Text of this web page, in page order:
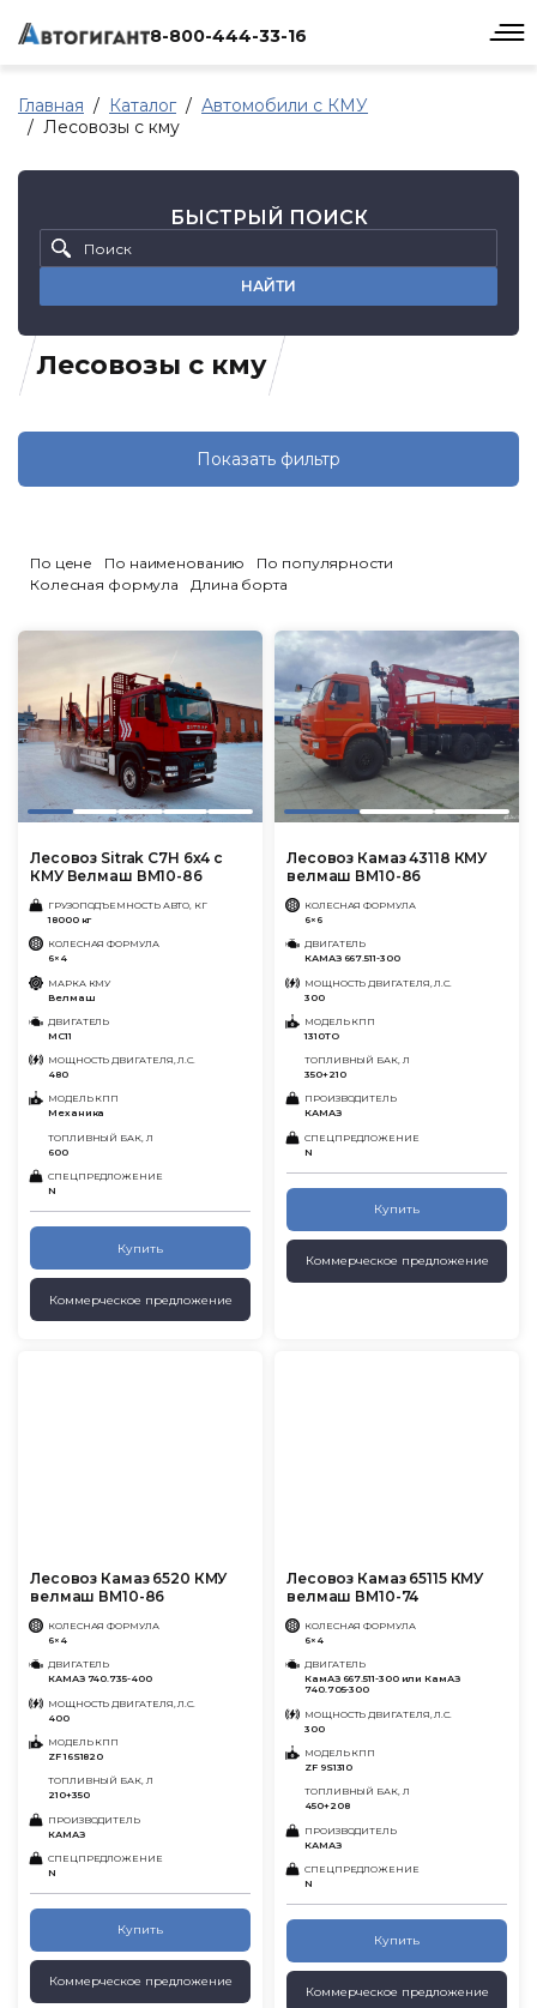
8-800-444-33-16
Главная Каталог
Автомобили с КМУ
Лесовозы с кму
Лесовозы с кму
БЫСТРЫЙ ПОИСК
НАЙТИ
Показать фильтр
По цене По наименованию
По популярности
Колесная формула
Длина борта
Лесовоз Sitrak C7H 6х4 с
КМУ Велмаш ВМ10-86
ГРУЗОПОДЪЕМНОСТЬ АВТО, КГ
18000 кг
КОЛЕСНАЯ ФОРМУЛА
6×4
МАРКА КМУ
Велмаш
ДВИГАТЕЛЬ
MC11
МОЩНОСТЬ ДВИГАТЕЛЯ, Л.С.
480
МОДЕЛЬ КПП
Механика
ТОПЛИВНЫЙ БАК, Л
600
СПЕЦПРЕДЛОЖЕНИЕ
N
Купить
Коммерческое предложение
Лесовоз Камаз 43118 КМУ
велмаш ВМ10-86
КОЛЕСНАЯ ФОРМУЛА
6×6
ДВИГАТЕЛЬ
КАМАЗ 667.511-300
МОЩНОСТЬ ДВИГАТЕЛЯ, Л.С.
300
МОДЕЛЬ КПП
1310ТО
ТОПЛИВНЫЙ БАК, Л
350+210
ПРОИЗВОДИТЕЛЬ
КАМАЗ
СПЕЦПРЕДЛОЖЕНИЕ
N
Купить
Коммерческое предложение
Лесовоз Камаз 6520 КМУ
велмаш ВМ10-86
КОЛЕСНАЯ ФОРМУЛА
6×4
ДВИГАТЕЛЬ
КАМАЗ 740.735-400
МОЩНОСТЬ ДВИГАТЕЛЯ, Л.С.
400
МОДЕЛЬ КПП
ZF 16S1820
ТОПЛИВНЫЙ БАК, Л
210+350
ПРОИЗВОДИТЕЛЬ
КАМАЗ
СПЕЦПРЕДЛОЖЕНИЕ
N
Купить
Коммерческое предложение
Лесовоз Камаз 65115 КМУ
велмаш ВМ10-74
КОЛЕСНАЯ ФОРМУЛА
6×4
ДВИГАТЕЛЬ
КамАЗ 667.511-300 или КамАЗ
740.705-300
МОЩНОСТЬ ДВИГАТЕЛЯ, Л.С.
300
МОДЕЛЬ КПП
ZF 9S1310
ТОПЛИВНЫЙ БАК, Л
450+208
ПРОИЗВОДИТЕЛЬ
КАМАЗ
СПЕЦПРЕДЛОЖЕНИЕ
N
Купить
Коммерческое предложение